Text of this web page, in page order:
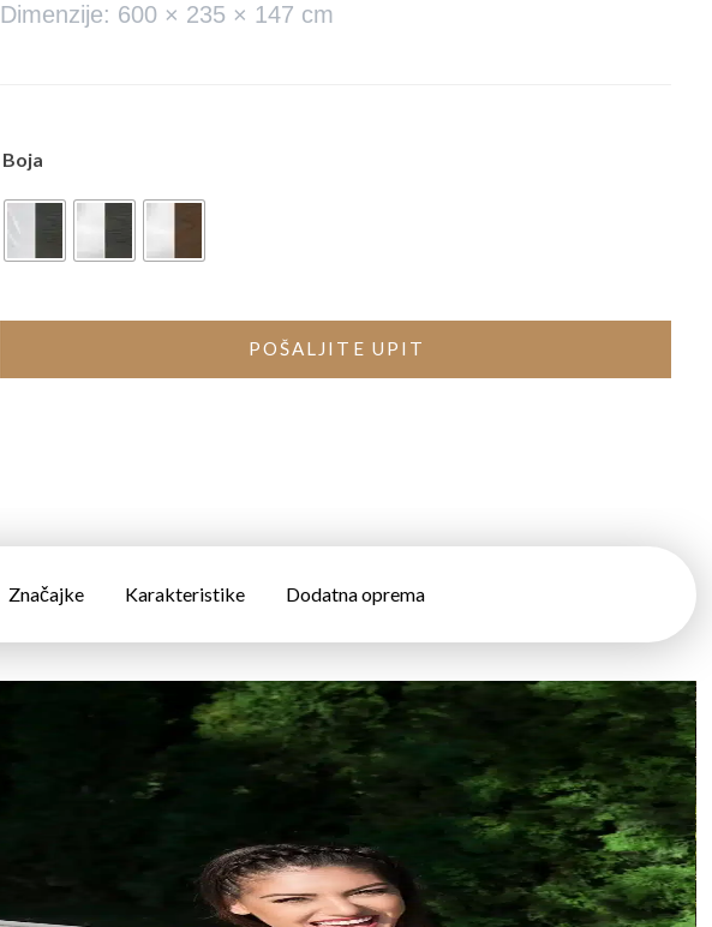
Dimenzije: 600 × 235 × 147 cm
Boja
POŠALJITE UPIT
Značajke Karakteristike Dodatna oprema